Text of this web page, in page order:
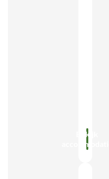
Bekijk
accommodatie